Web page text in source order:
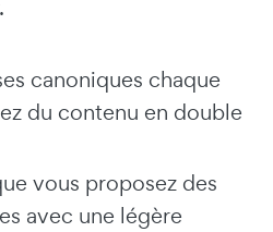
canoniques chaque
du contenu en double
vous proposez des
avec une légère